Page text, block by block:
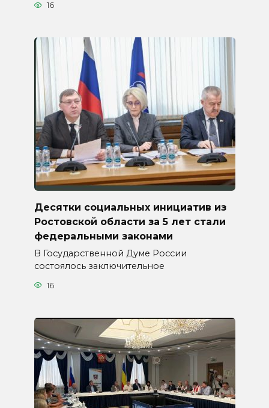
16
Десятки социальных инициатив из
Ростовской области за 5 лет стали
федеральными законами
В Государственной Думе России
состоялось заключительное
16